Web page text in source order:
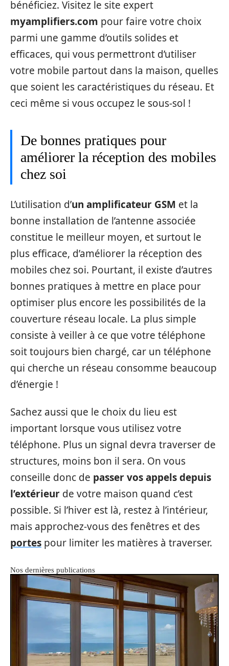
bénéficiez. Visitez le site expert
myamplifiers.com pour faire votre choix
parmi une gamme d’outils solides et
efficaces, qui vous permettront d’utiliser
votre mobile partout dans la maison, quelles
que soient les caractéristiques du réseau. Et
ceci même si vous occupez le sous-sol !
De bonnes pratiques pour
améliorer la réception des mobiles
chez soi
L’utilisation d’un amplificateur GSM et la
bonne installation de l’antenne associée
constitue le meilleur moyen, et surtout le
plus efficace, d’améliorer la réception des
mobiles chez soi. Pourtant, il existe d’autres
bonnes pratiques à mettre en place pour
optimiser plus encore les possibilités de la
couverture réseau locale. La plus simple
consiste à veiller à ce que votre téléphone
soit toujours bien chargé, car un téléphone
qui cherche un réseau consomme beaucoup
d’énergie !
Sachez aussi que le choix du lieu est
important lorsque vous utilisez votre
téléphone. Plus un signal devra traverser de
structures, moins bon il sera. On vous
conseille donc de passer vos appels depuis
l’extérieur de votre maison quand c’est
possible. Si l’hiver est là, restez à l’intérieur,
mais approchez-vous des fenêtres et des
portes pour limiter les matières à traverser.
Nos dernières publications